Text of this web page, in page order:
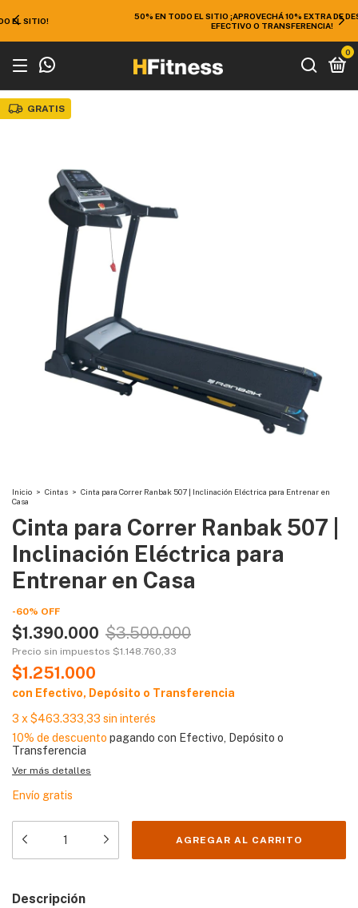
50% EN TODO EL SITIO ¡APROVECHÁ 10% EXTRA DE DESCUENTO EN
EFECTIVO O TRANSFERENCIA!
0
GRATIS
Inicio > Cintas > Cinta para Correr Ranbak 507 | Inclinación Eléctrica para Entrenar en
Casa
Cinta para Correr Ranbak 507 |
Inclinación Eléctrica para
Entrenar en Casa
-60% OFF
$1.390.000 $3.500.000
Precio sin impuestos $1.148.760,33
$1.251.000
con Efectivo, Depósito o Transferencia
3 x $463.333,33 sin interés
10% de descuento pagando con Efectivo, Depósito o
Transferencia
Ver más detalles
Envío gratis
Descripción